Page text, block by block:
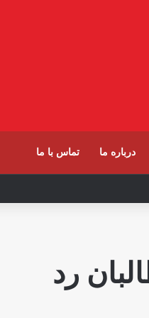
درباره ما تماس با ما
رد